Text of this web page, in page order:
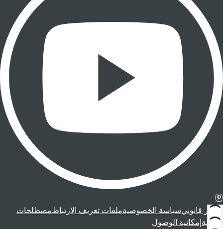
إشعار قانونيسياسة الخصوصيةملفات تعريف الارتباطمصطلحات
قانونية إمكانية الوصول